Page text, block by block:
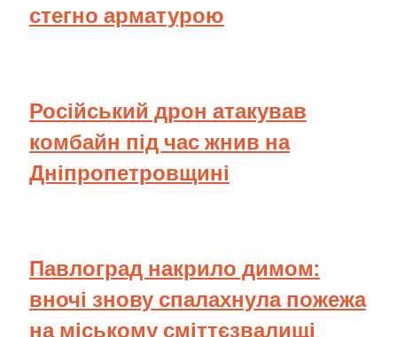
стегно арматурою
Російський дрон атакував
комбайн під час жнив на
Дніпропетровщині
Павлоград накрило димом:
вночі знову спалахнула пожежа
на міському сміттєзвалищі